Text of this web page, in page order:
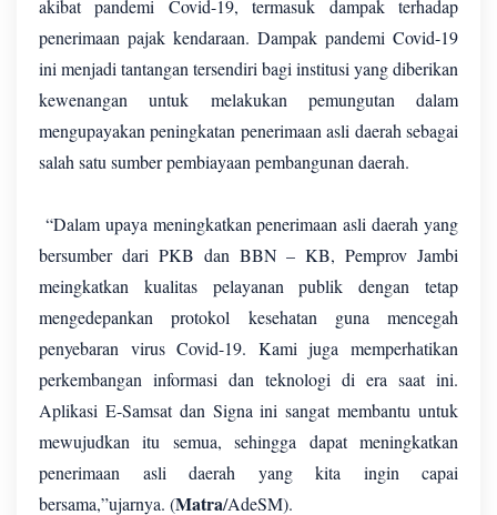
akibat pandemi Covid-19, termasuk dampak terhadap
penerimaan pajak kendaraan. Dampak pandemi Covid-19
ini menjadi tantangan tersendiri bagi institusi yang diberikan
kewenangan untuk melakukan pemungutan dalam
mengupayakan peningkatan penerimaan asli daerah sebagai
salah satu sumber pembiayaan pembangunan daerah.
“Dalam upaya meningkatkan penerimaan asli daerah yang
bersumber dari PKB dan BBN – KB, Pemprov Jambi
meingkatkan kualitas pelayanan publik dengan tetap
mengedepankan protokol kesehatan guna mencegah
penyebaran virus Covid-19. Kami juga memperhatikan
perkembangan informasi dan teknologi di era saat ini.
Aplikasi E-Samsat dan Signa ini sangat membantu untuk
mewujudkan itu semua, sehingga dapat meningkatkan
penerimaan asli daerah yang kita ingin capai
bersama,”ujarnya. (Matra/AdeSM).